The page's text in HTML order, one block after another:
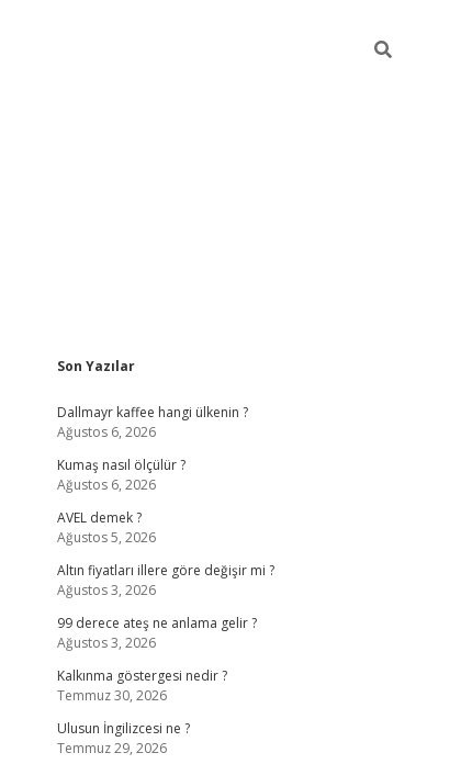
Sidebar
Son Yazılar
Dallmayr kaffee hangi ülkenin ?
Ağustos 6, 2026
Kumaş nasıl ölçülür ?
Ağustos 6, 2026
AVEL demek ?
Ağustos 5, 2026
Altın fiyatları illere göre değişir mi ?
Ağustos 3, 2026
99 derece ateş ne anlama gelir ?
Ağustos 3, 2026
Kalkınma göstergesi nedir ?
Temmuz 30, 2026
Ulusun İngilizcesi ne ?
Temmuz 29, 2026